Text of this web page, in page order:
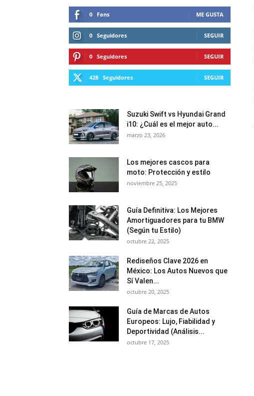
0 Fans ME GUSTA
0 Seguidores SEGUIR
0 Seguidores SEGUIR
428 Seguidores SEGUIR
Suzuki Swift vs Hyundai Grand
i10: ¿Cuál es el mejor auto...
marzo 23, 2026
Los mejores cascos para
moto: Protección y estilo
noviembre 25, 2025
Guía Definitiva: Los Mejores
Amortiguadores para tu BMW
(Según tu Estilo)
octubre 22, 2025
Rediseños Clave 2026 en
México: Los Autos Nuevos que
Sí Valen...
octubre 20, 2025
Guía de Marcas de Autos
Europeos: Lujo, Fiabilidad y
Deportividad (Análisis...
octubre 17, 2025